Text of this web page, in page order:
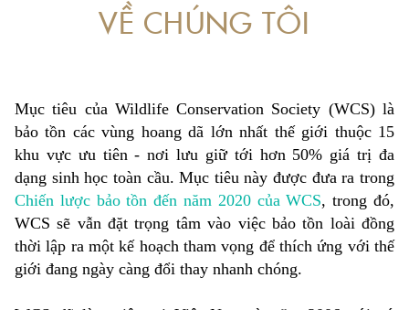
PHÒNG, CHỐNG RỬA TIỀN LIÊN QUAN ĐẾN BUÔN BÁN TRÁI PHÁP
VỀ CHÚNG TÔI
Mục tiêu của Wildlife Conservation Society (WCS) là
bảo tồn các vùng hoang dã lớn nhất thế giới thuộc 15
khu vực ưu tiên - nơi lưu giữ tới hơn 50% giá trị đa
dạng sinh học toàn cầu. Mục tiêu này được đưa ra trong
Chiến lược bảo tồn đến năm 2020 của WCS, trong đó,
WCS sẽ vẫn đặt trọng tâm vào việc bảo tồn loài đồng
thời lập ra một kế hoạch tham vọng để thích ứng với thế
giới đang ngày càng đổi thay nhanh chóng.